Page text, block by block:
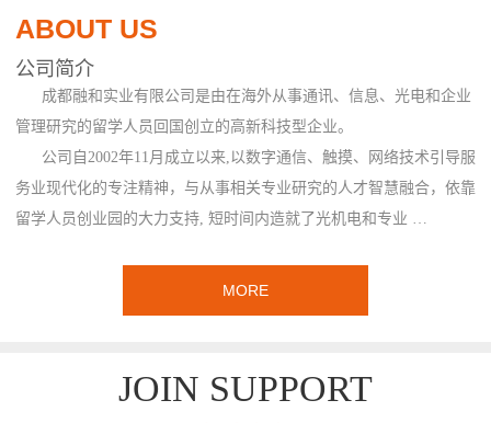
ABOUT US
公司简介
成都融和实业有限公司是由在海外从事通讯、信息、光电和企业
管理研究的留学人员回国创立的高新科技型企业。
公司自2002年11月成立以来,以数字通信、触摸、网络技术引导服
务业现代化的专注精神，与从事相关专业研究的人才智慧融合，依靠
留学人员创业园的大力支持, 短时间内造就了光机电和专业 …
MORE
JOIN SUPPORT